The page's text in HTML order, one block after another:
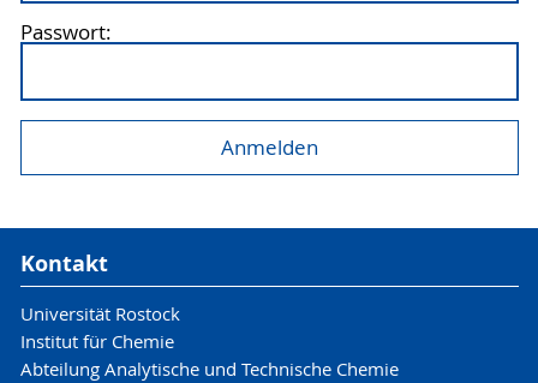
Passwort:
Kontakt
Universität Rostock
Institut für Chemie
Abteilung Analytische und Technische Chemie